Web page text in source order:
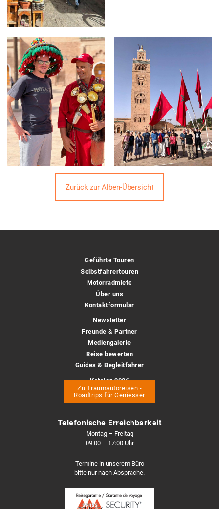
Zurück zur Alben-Übersicht
Geführte Touren
Selbstfahrertouren
Motorradmiete
Über uns
Kontaktformular
Newsletter
Freunde & Partner
Mediengalerie
Reise bewerten
Guides & Begleitfahrer
Katalog 2026
pdf Download
Zu Traumautoreisen -
Roadtrips für Geniesser
Telefonische Erreichbarkeit
Montag – Freitag
09:00 – 17:00 Uhr
Termine in unserem Büro
bitte nur nach Absprache.